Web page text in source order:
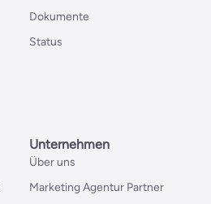
Dokumente
Status
Unternehmen
Über uns
Marketing Agentur Partner